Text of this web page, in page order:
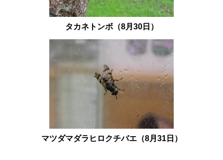
タカネトンボ（8月30日）
マツダマダラヒロクチバエ（8月31日）